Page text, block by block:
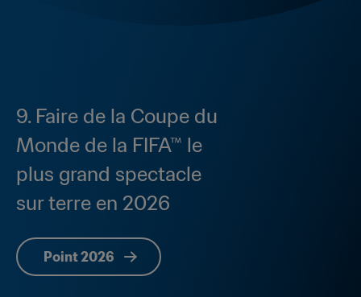
9. Faire de la Coupe du
Monde de la FIFA™ le
plus grand spectacle
sur terre en 2026
Point 2026